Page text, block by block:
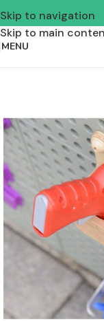
Skip to navigation
Skip to main
MENU